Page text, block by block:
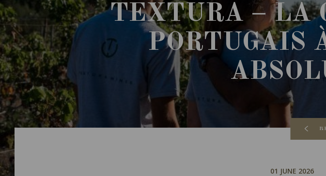
TEXTURA – LA
PORTUGAIS
01 JUNE 2026